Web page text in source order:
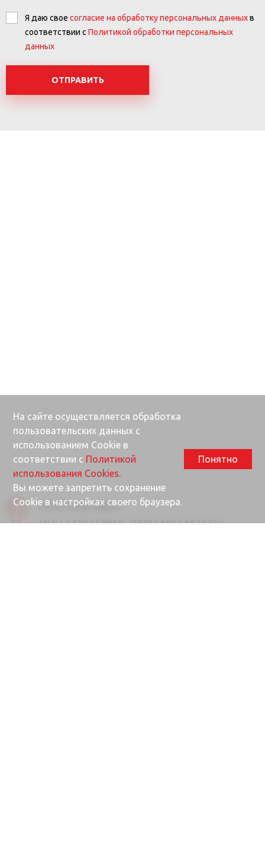
Я даю своесогласие на обработку персональных данныхв
соответствии сПолитикой обработки персональных
данных
ОТПРАВИТЬ
ООО «Ректайм»
ИНН 1435160869, ОГРН 10514021730
На сайте осуществляется обработка
пользовательских данных с
использованием Cookie в
соответствии с Политикой
использования Cookies.
Вы можете запретить сохранение
Cookie в настройках своего браузера.
Понятно